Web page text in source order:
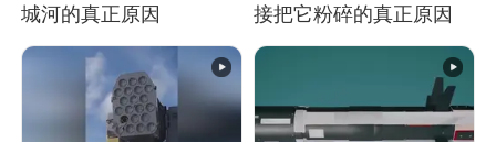
城河的真正原因
接把它粉碎的真正原因